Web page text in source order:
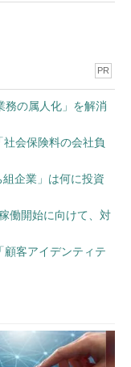
PR
務の属人化」を解消
会保険料の会社負
企業」は何に投資
働開始に向けて、対
顧客アイデンティテ